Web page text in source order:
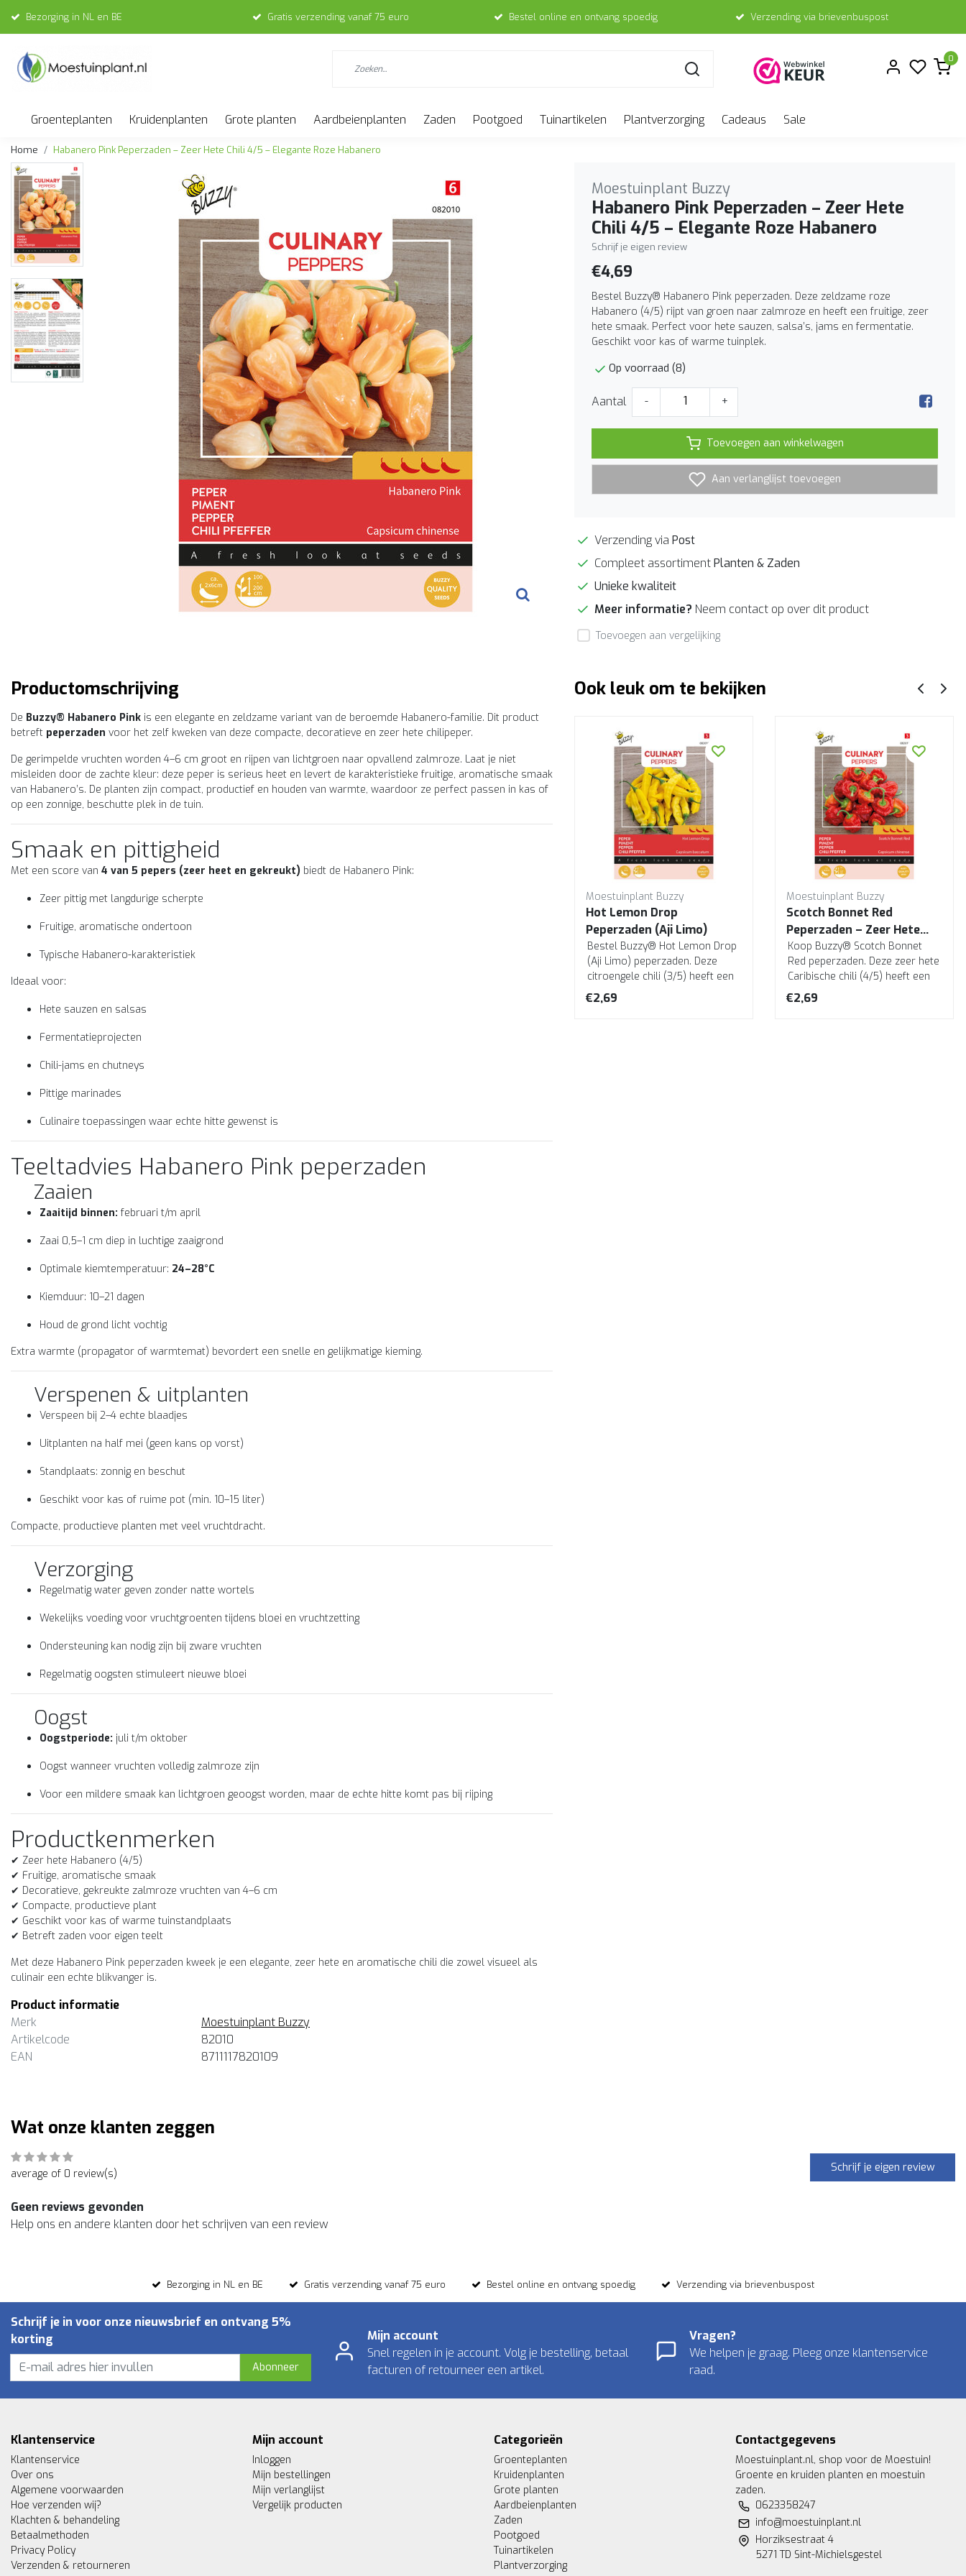
Bezorging in NL en BE Gratis verzending vanaf 75 euro Bestel online en ontvang spoedig Verzending via brievenbuspost
0
Groenteplanten Kruidenplanten Grote planten Aardbeienplanten Zaden Pootgoed Tuinartikelen Plantverzorging Cadeaus Sale
Home Habanero Pink Peperzaden – Zeer Hete Chili 4/5 – Elegante Roze Habanero
Moestuinplant Buzzy
Habanero Pink Peperzaden – Zeer Hete
Chili 4/5 – Elegante Roze Habanero
Schrijf je eigen review
€4,69
Bestel Buzzy® Habanero Pink peperzaden. Deze zeldzame roze
Habanero (4/5) rijpt van groen naar zalmroze en heeft een fruitige, zeer
hete smaak. Perfect voor hete sauzen, salsa’s, jams en fermentatie.
Geschikt voor kas of warme tuinplek.
Op voorraad (8)
Aantal - +
Toevoegen aan winkelwagen
Aan verlanglijst toevoegen
Verzending via Post
Compleet assortimentPlanten & Zaden
Unieke kwaliteit
Meer informatie? Neem contact op over dit product
Toevoegen aan vergelijking
Productomschrijving
De Buzzy® Habanero Pink is een elegante en zeldzame variant van de beroemde Habanero-familie. Dit product
betreft peperzaden voor het zelf kweken van deze compacte, decoratieve en zeer hete chilipeper.
De gerimpelde vruchten worden 4–6 cm groot en rijpen van lichtgroen naar opvallend zalmroze. Laat je niet
misleiden door de zachte kleur: deze peper is serieus heet en levert de karakteristieke fruitige, aromatische smaak
van Habanero’s. De planten zijn compact, productief en houden van warmte, waardoor ze perfect passen in kas of
op een zonnige, beschutte plek in de tuin.
Smaak en pittigheid
Met een score van 4 van 5 pepers (zeer heet en gekreukt) biedt de Habanero Pink:
Zeer pittig met langdurige scherpte
Fruitige, aromatische ondertoon
Typische Habanero-karakteristiek
Ideaal voor:
Hete sauzen en salsas
Fermentatieprojecten
Chili-jams en chutneys
Pittige marinades
Culinaire toepassingen waar echte hitte gewenst is
Teeltadvies Habanero Pink peperzaden
Zaaien
Zaaitijd binnen: februari t/m april
Zaai 0,5–1 cm diep in luchtige zaaigrond
Optimale kiemtemperatuur: 24–28°C
Kiemduur: 10–21 dagen
Houd de grond licht vochtig
Extra warmte (propagator of warmtemat) bevordert een snelle en gelijkmatige kieming.
Verspenen & uitplanten
Verspeen bij 2–4 echte blaadjes
Uitplanten na half mei (geen kans op vorst)
Standplaats: zonnig en beschut
Geschikt voor kas of ruime pot (min. 10–15 liter)
Compacte, productieve planten met veel vruchtdracht.
Verzorging
Regelmatig water geven zonder natte wortels
Wekelijks voeding voor vruchtgroenten tijdens bloei en vruchtzetting
Ondersteuning kan nodig zijn bij zware vruchten
Regelmatig oogsten stimuleert nieuwe bloei
Oogst
Oogstperiode: juli t/m oktober
Oogst wanneer vruchten volledig zalmroze zijn
Voor een mildere smaak kan lichtgroen geoogst worden, maar de echte hitte komt pas bij rijping
Productkenmerken
✔ Zeer hete Habanero (4/5)
✔ Fruitige, aromatische smaak
✔ Decoratieve, gekreukte zalmroze vruchten van 4–6 cm
✔ Compacte, productieve plant
✔ Geschikt voor kas of warme tuinstandplaats
✔ Betreft zaden voor eigen teelt
Met deze Habanero Pink peperzaden kweek je een elegante, zeer hete en aromatische chili die zowel visueel als
culinair een echte blikvanger is.
Product informatie
Merk
Moestuinplant Buzzy
Artikelcode
82010
EAN
8711117820109
Ook leuk om te bekijken
Buzzy
– Extreem
Chili 5/5
peperzaden. Deze
extreem hete chili
donk...
Moestuinplant Buzzy
Mexicaanse Chili 2/5
peperzaden. Deze milde, fruitige
Moestuinplant Buzzy
Hot Lemon Drop
Peperzaden (Aji Limo)
Bestel Buzzy® Hot Lemon Drop
(Aji Limo) peperzaden. Deze
citroengele chili (3/5) heeft een
frisse, citrusachtige smaak e...
€2,69
Moestuinplant Buzzy
Scotch Bonnet Red
Peperzaden – Zeer Hete
Caribische Chili
Koop Buzzy® Scotch Bonnet
Red peperzaden. Deze zeer hete
Caribische chili (4/5) heeft een
tropisch fruitaroma en rijpt v...
€2,69
Wat onze klanten zeggen
average of 0 review(s) Schrijf je eigen review
Geen reviews gevonden
Help ons en andere klanten door het schrijven van een review
Bezorging in NL en BE Gratis verzending vanaf 75 euro Bestel online en ontvang spoedig Verzending via brievenbuspost
Schrijf je in voor onze nieuwsbrief en ontvang 5%
korting
Abonneer
Mijn account
Snel regelen in je account. Volg je bestelling, betaal
facturen of retourneer een artikel.
Vragen?
We helpen je graag. Pleeg onze klantenservice
raad.
Klantenservice
Klantenservice
Over ons
Algemene voorwaarden
Hoe verzenden wij?
Klachten & behandeling
Betaalmethoden
Privacy Policy
Verzenden & retourneren
Mijn account
Inloggen
Mijn bestellingen
Mijn verlanglijst
Vergelijk producten
Categorieën
Groenteplanten
Kruidenplanten
Grote planten
Aardbeienplanten
Zaden
Pootgoed
Tuinartikelen
Plantverzorging
Contactgegevens
Moestuinplant.nl, shop voor de Moestuin!
Groente en kruiden planten en moestuin
zaden.
0623358247
info@moestuinplant.nl
Horziksestraat 4
5271 TD Sint-Michielsgestel